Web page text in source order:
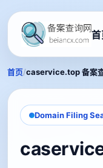
首
首页/caservice.top 备案
Domain Filing